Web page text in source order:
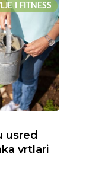
I FITNESS
usred
vrtlari